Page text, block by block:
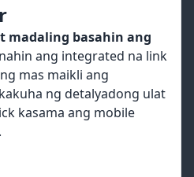
madaling basahin ang
ang integrated na link
mas maikli ang
ng detalyadong ulat
kasama ang mobile